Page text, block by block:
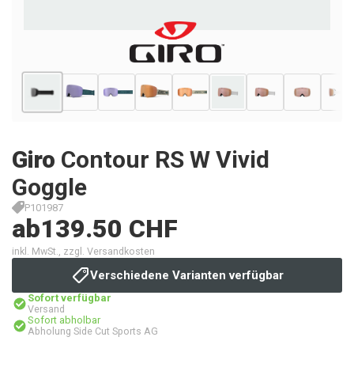
Giro Contour RS W Vivid
Goggle
P101987
ab139.50 CHF
inkl. MwSt., zzgl. Versandkosten
Verschiedene Varianten verfügbar
Sofort verfügbar
Versand
Sofort abholbar
Abholung Side Cut Sports AG